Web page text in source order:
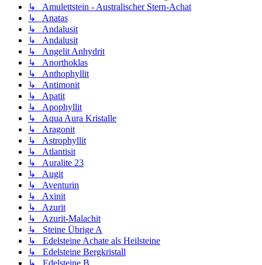
↳ Amulettstein - Australischer Stern-Achat
↳ Anatas
↳ Andalusit
↳ Andalusit
↳ Angelit Anhydrit
↳ Anorthoklas
↳ Anthophyllit
↳ Antimonit
↳ Apatit
↳ Apophyllit
↳ Aqua Aura Kristalle
↳ Aragonit
↳ Astrophyllit
↳ Atlantisit
↳ Auralite 23
↳ Augit
↳ Aventurin
↳ Axinit
↳ Azurit
↳ Azurit-Malachit
↳ Steine Übrige A
↳ Edelsteine Achate als Heilsteine
↳ Edelsteine Bergkristall
↳ Edelsteine B